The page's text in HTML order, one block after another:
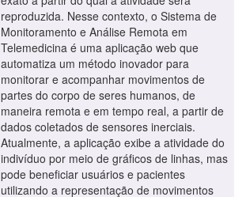
reproduzida. Nesse contexto, o Sistema de
Monitoramento e Análise Remota em
Telemedicina é uma aplicação web que
automatiza um método inovador para
monitorar e acompanhar movimentos de
partes do corpo de seres humanos, de
maneira remota e em tempo real, a partir de
dados coletados de sensores inerciais.
Atualmente, a aplicação exibe a atividade do
indivíduo por meio de gráficos de linhas, mas
pode beneficiar usuários e pacientes
utilizando a representação de movimentos